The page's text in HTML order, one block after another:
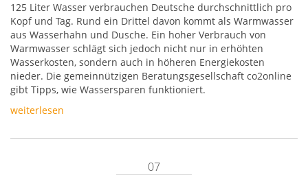
125 Liter Wasser verbrauchen Deutsche durchschnittlich pro
Kopf und Tag. Rund ein Drittel davon kommt als Warmwasser
aus Wasserhahn und Dusche. Ein hoher Verbrauch von
Warmwasser schlägt sich jedoch nicht nur in erhöhten
Wasserkosten, sondern auch in höheren Energiekosten
nieder. Die gemeinnützigen Beratungsgesellschaft co2online
gibt Tipps, wie Wassersparen funktioniert.
weiterlesen
07